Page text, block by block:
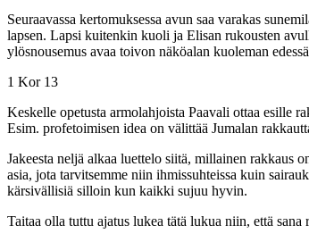
Seuraavassa kertomuksessa avun saa varakas
lapsen. Lapsi kuitenkin kuoli ja Elisan rukousten
ylösnousemus avaa toivon näköalan kuoleman
1 Kor 13
Keskelle opetusta armolahjoista Paavali ottaa esille
Esim. profetoimisen idea on välittää Jumalan
Jakeesta neljä alkaa luettelo siitä, millainen
asia, jota tarvitsemme niin ihmissuhteissa kuin
kärsivällisiä silloin kun kaikki sujuu hyvin.
Taitaa olla tuttu ajatus lukea tätä lukua niin, että